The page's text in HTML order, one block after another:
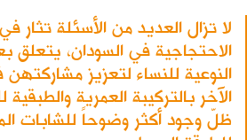
لا تزال العديد من الأسئلة تثار
الاحتجاجية في السودان، يتعلق
النوعية للنساء لتعزيز
الآخر بالتركيبة العمرية
ظلّ وجود أكثر وضوحاً للشابات